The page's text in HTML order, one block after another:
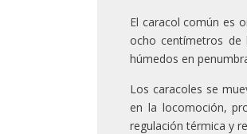
El caracol común es
ocho centímetros de
húmedos en
Los caracoles se
en la locomoción,
regulación térmica y